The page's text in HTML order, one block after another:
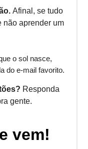
Afinal, se tudo
não aprender um
o sol nasce,
do e-mail favorito.
Responda
gente.
vem!